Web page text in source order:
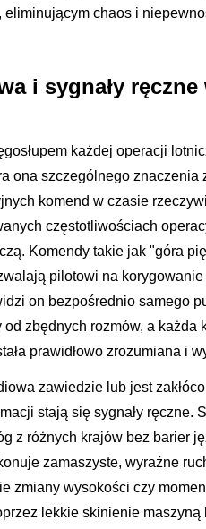
chaos i
i sygnały
każdej operacji
ona szczególnego znaczenia
komend w czasie
częstotliwościach
Komendy takie jak "góra
pilotowi na
on bezpośrednio samego
od zbędnych rozmów, a każda
prawidłowo zrozumiana i
zawiedzie lub jest
stają się sygnały ręczne.
z różnych krajów bez barier
zamaszyste, wyraźne
zmiany wysokości czy
lekkie skinienie maszyną